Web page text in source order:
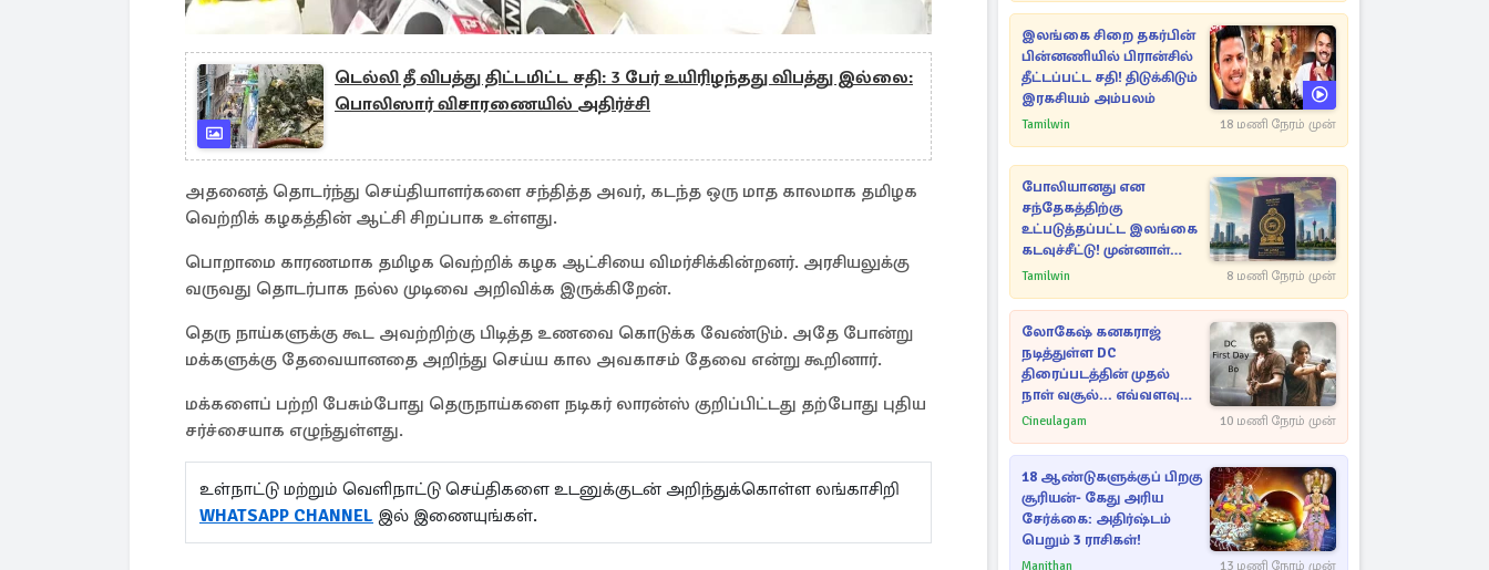
டெல்லி தீ விபத்து திட்டமிட்ட சதி: 3 பேர் உயிரிழந்தது விபத்து இல்லை:
பொலிஸார் விசாரணையில் அதிர்ச்சி
அதனைத் தொடர்ந்து செய்தியாளர்களை சந்தித்த அவர், கடந்த ஒரு மாத காலமாக தமிழக
வெற்றிக் கழகத்தின் ஆட்சி சிறப்பாக உள்ளது.
பொறாமை காரணமாக தமிழக வெற்றிக் கழக ஆட்சியை விமர்சிக்கின்றனர். அரசியலுக்கு
வருவது தொடர்பாக நல்ல முடிவை அறிவிக்க இருக்கிறேன்.
தெரு நாய்களுக்கு கூட அவற்றிற்கு பிடித்த உணவை கொடுக்க வேண்டும். அதே போன்று
மக்களுக்கு தேவையானதை அறிந்து செய்ய கால அவகாசம் தேவை என்று கூறினார்.
மக்களைப் பற்றி பேசும்போது தெருநாய்களை நடிகர் லாரன்ஸ் குறிப்பிட்டது தற்போது புதிய
சர்ச்சையாக எழுந்துள்ளது.
உள்நாட்டு மற்றும் வெளிநாட்டு செய்திகளை உடனுக்குடன் அறிந்துக்கொள்ள லங்காசிறி
WHATSAPP CHANNEL இல் இணையுங்கள்.
இலங்கை சிறை தகர்பின்
பின்னணியில் பிரான்சில்
தீட்டப்பட்ட சதி! திடுக்கிடும்
இரகசியம் அம்பலம்
Tamilwin 18 மணி நேரம் முன்
போலியானது என
சந்தேகத்திற்கு
உட்படுத்தப்பட்ட இலங்கை
கடவுச்சீட்டு! முன்னாள்
எம்.பிக்கு
சிக்கல்
Tamilwin 8 மணி நேரம் முன்
லோகேஷ் கனகராஜ்
நடித்துள்ள DC
திரைப்படத்தின் முதல்
நாள் வசூல்... எவ்வளவு
தெரியுமா?
Cineulagam 10 மணி நேரம் முன்
18 ஆண்டுகளுக்குப் பிறகு
சூரியன்- கேது அரிய
சேர்க்கை: அதிர்ஷ்டம்
பெறும் 3 ராசிகள்!
Manithan 13 மணி நேரம் முன்